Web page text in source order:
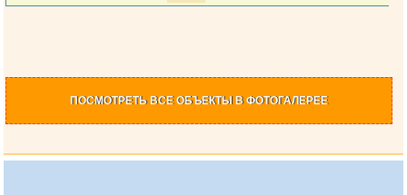
ПОСМОТРЕТЬ ВСЕ ОБЪЕКТЫ В ФОТОГАЛЕРЕЕ